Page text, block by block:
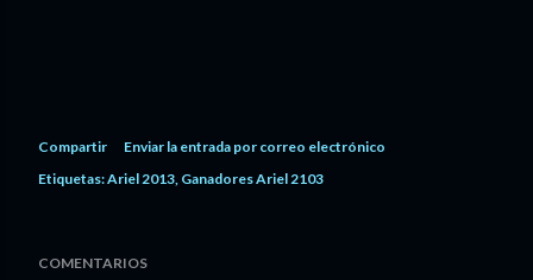
Compartir
Enviar la entrada por correo electrónico
Etiquetas:Ariel 2013 Ganadores Ariel 2103
COMENTARIOS